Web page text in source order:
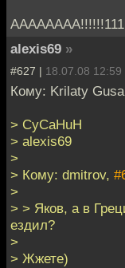
АААААААА!!!!!!111
alexis69 »
#627 | 18.07.08 12:59
Кому: Krilaty
> CyCaHuH
> alexis69
>
> Кому: dmitrov,
>
> > Яков, а в
ездил?
>
> Жжете)